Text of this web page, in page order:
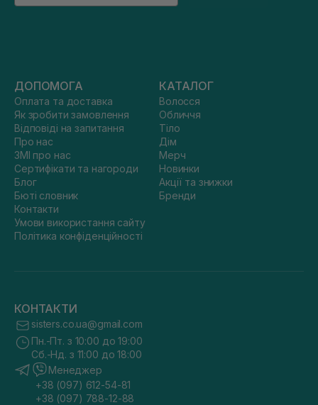
ДОПОМОГА
Оплата та доставка
Як зробити замовлення
Відповіді на запитання
Про нас
ЗМІ про нас
Сертифікати та нагороди
Блог
Бюті словник
Контакти
Умови використання сайту
Політика конфіденційності
КАТАЛОГ
Волосся
Обличчя
Тіло
Дім
Мерч
Новинки
Акції та знижки
Бренди
КОНТАКТИ
sisters.co.ua@gmail.com
Пн.-Пт. з 10:00 до 19:00
Сб.-Нд. з 11:00 до 18:00
Менеджер
+38 (097) 612-54-81
+38 (097) 788-12-88